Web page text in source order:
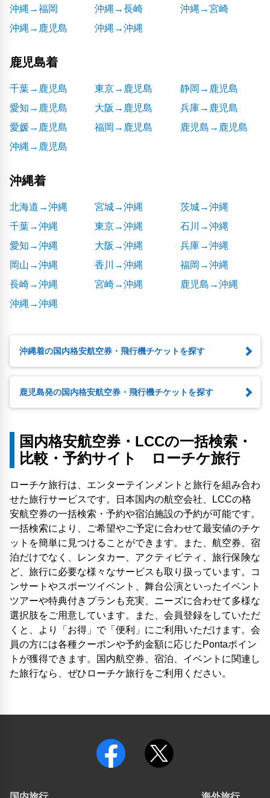
沖縄→福岡
沖縄→長崎
沖縄→宮崎
沖縄→鹿児島
沖縄→沖縄
鹿児島着
千葉→鹿児島 東京→鹿児島
静岡→鹿児島
愛知→鹿児島
大阪→鹿児島
兵庫→鹿児島
愛媛→鹿児島
福岡→鹿児島
鹿児島→鹿児島
沖縄→鹿児島
沖縄着
北海道→沖縄 宮城→沖縄
茨城→沖縄
千葉→沖縄
東京→沖縄
石川→沖縄
愛知→沖縄
大阪→沖縄
兵庫→沖縄
岡山→沖縄
香川→沖縄
福岡→沖縄
長崎→沖縄
宮崎→沖縄
鹿児島→沖縄
沖縄→沖縄
沖縄着の国内格安航空券・飛行機チケットを探す
鹿児島発の国内格安航空券・飛行機チケットを探す
国内格安航空券・LCCの一括検索・
比較・予約サイト ローチケ旅行
ローチケ旅行は、エンターテインメントと旅行を組み合わ
せた旅行サービスです。日本国内の航空会社、LCCの格
安航空券の一括検索・予約や宿泊施設の予約が可能です。
一括検索により、ご希望やご予定に合わせて最安値のチケ
ットを簡単に見つけることができます。また、航空券、宿
泊だけでなく、レンタカー、アクティビティ、旅行保険な
ど、旅行に必要な様々なサービスも取り扱っています。コ
ンサートやスポーツイベント、舞台公演といったイベント
ツアーや特典付きプランも充実、ニーズに合わせて多様な
選択肢をご用意しています。また、会員登録をしていただ
くと、より「お得」で「便利」にご利用いただけます。会
員の方には各種クーポンや予約金額に応じたPontaポイン
トが獲得できます。国内航空券、宿泊、イベントに関連し
た旅行なら、ぜひローチケ旅行をご利用ください。